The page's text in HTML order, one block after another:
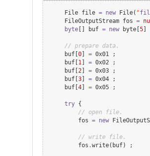
File file = new File( "
FileOutputStream fos =
byte [] buf = new byte 5
// prepare data.
    buf[
0 = 0x01 ;
    buf[
1 = 0x02 ;
    buf[
2 = 0x03 ;
    buf[
3 = 0x04 ;
    buf[
4 = 0x05 ;
try {
// open file.
        fos
= new
// write file.
        fos
.write(buf) ;